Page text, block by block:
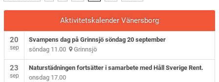
Aktivitetskalender Vänersborg
20
sep
Svampens dag på Grinnsjö söndag 20 september
söndag 11.00 Grinnsjö
23
sep
Naturstädningen fortsätter i samarbete med Håll Sverige Rent.
onsdag 17.00